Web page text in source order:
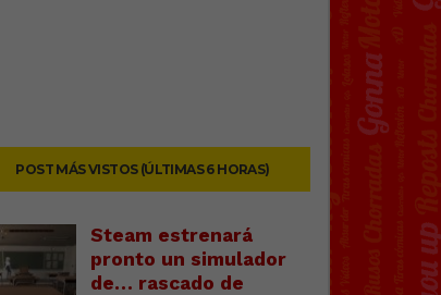
POST MÁS VISTOS (ÚLTIMAS 6 HORAS)
Steam estrenará
pronto un simulador
de… rascado de